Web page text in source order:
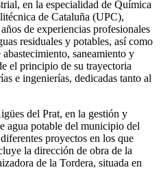
en la especialidad de Química
de Cataluña (UPC),
de experiencias profesionales
residuales y potables, así como
saneamiento y
el principio de su trayectoria
e ingenierías, dedicadas tanto al
del Prat, en la gestión y
agua potable del municipio del
proyectos en los que
la dirección de obra de la
de la Tordera, situada en